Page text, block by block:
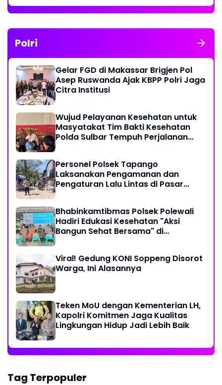
Polri
Gelar FGD di Makassar Brigjen Pol
Asep Ruswanda Ajak KBPP Polri Jaga
Citra Institusi
Wujud Pelayanan Kesehatan untuk
Masyatakat Tim Bakti Kesehatan
Polda Sulbar Tempuh Perjalanan
Personel Polsek Tapango
Laksanakan Pengamanan dan
Pengaturan Lalu Lintas di Pasar
Bhabinkamtibmas Polsek Polewali
Hadiri Edukasi Kesehatan "Aksi
Bangun Sehat Bersama" di
Viral! Gedung KONI Soppeng Disorot
Warga, Ini Alasannya
Teken MoU dengan Kementerian LH,
Kapolri Komitmen Jaga Kualitas
Lingkungan Hidup Jadi Lebih Baik
Tag Terpopuler